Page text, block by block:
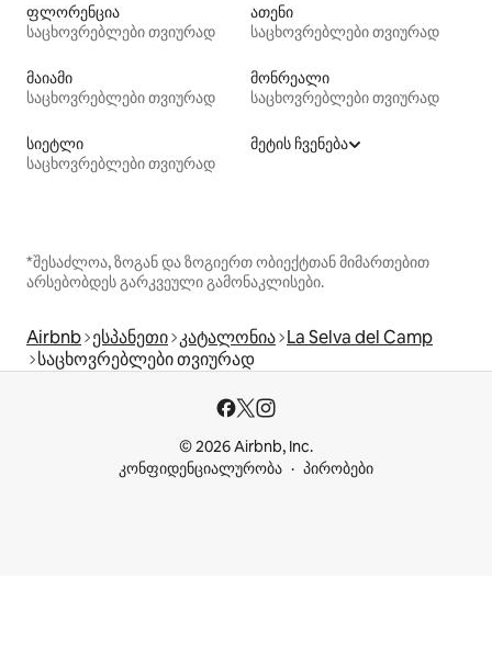
ფლორენცია
საცხოვრებლები თვიურად
ათენი
საცხოვრებლები თვიურად
მაიამი
საცხოვრებლები თვიურად
მონრეალი
საცხოვრებლები თვიურად
სიეტლი
საცხოვრებლები თვიურად
მეტის ჩვენება
*შესაძლოა, ზოგან და ზოგიერთ ობიექტთან მიმართებით
არსებობდეს გარკვეული გამონაკლისები.
Airbnb ესპანეთი კატალონია La Selva del Camp
საცხოვრებლები თვიურად
© 2026 Airbnb, Inc.
კონფიდენციალურობა
პირობები